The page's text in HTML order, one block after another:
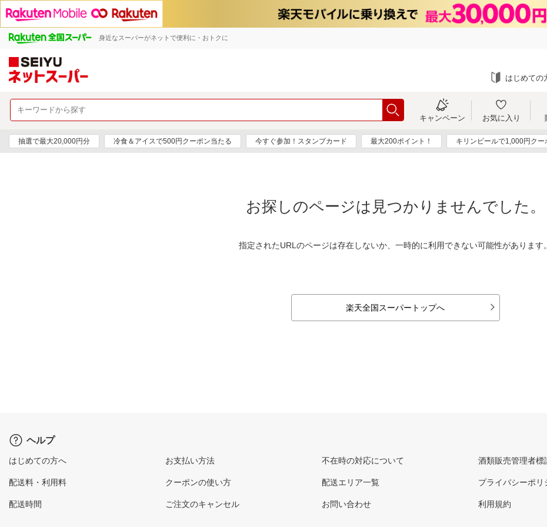
身近なスーパーがネットで便利に・おトクに
はじめての
キャンペーン お気に入り
抽選で最大20,000円分 冷食＆アイスで500円クーポン当たる 今すぐ参加！スタンプカード 最大200ポイント！ キリンビールで1,000円クー
お探しのページは見つかりませんでした。
指定されたURLのページは存在しないか、一時的に利用できない可能性があります。
楽天全国スーパートップへ
ヘルプ
はじめての方へ
配送料・利用料
配送時間
お支払い方法
クーポンの使い方
ご注文のキャンセル
不在時の対応について
配送エリア一覧
お問い合わせ
酒類販売管理者標
プライバシーポリ
利用規約